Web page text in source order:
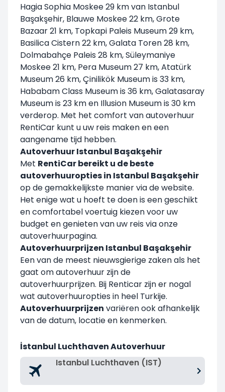
Hagia Sophia Moskee 29 km van Istanbul
Başakşehir, Blauwe Moskee 22 km, Grote
Bazaar 21 km, Topkapi Paleis Museum 29 km,
Basilica Cistern 22 km, Galata Toren 28 km,
Dolmabahçe Paleis 28 km, Süleymaniye
Moskee 21 km, Pera Museum 27 km, Atatürk
Museum 26 km, Çinilikök Museum is 33 km,
Hababam Class Museum is 36 km, Galatasaray
Museum is 23 km en Illusion Museum is 30 km
verderop. Met het comfort van autoverhuur
RentiCar kunt u uw reis maken en een
aangename tijd hebben.
Autoverhuur Istanbul Başakşehir
Met RentiCar bereikt u de beste
autoverhuuropties in Istanbul Başakşehir
op de gemakkelijkste manier via de website.
Het enige wat u hoeft te doen is een geschikt
en comfortabel voertuig kiezen voor uw
budget en genieten van uw reis via onze
autoverhuurpagina.
Autoverhuurprijzen Istanbul Başakşehir
Een van de meest nieuwsgierige zaken als het
gaat om autoverhuur zijn de
autoverhuurprijzen. Bij Renticar zijn er nogal
wat autoverhuuropties in heel Turkije.
Autoverhuurprijzen variëren ook afhankelijk
van de datum, locatie en kenmerken.
İstanbul Luchthaven Autoverhuur
Istanbul Luchthaven (IST)